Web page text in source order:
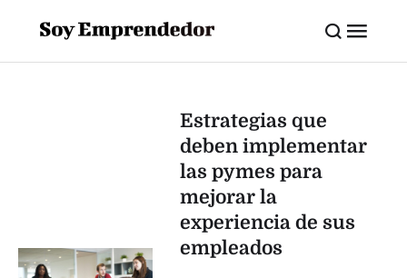
Estrategias que
deben implementar
las pymes para
mejorar la
experiencia de sus
empleados